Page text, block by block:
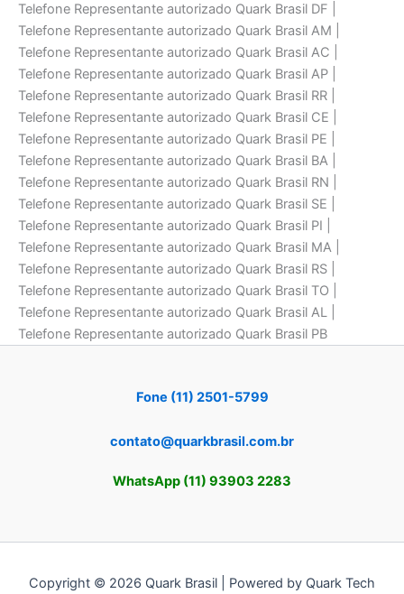
Telefone Representante autorizado Quark Brasil DF |
Telefone Representante autorizado Quark Brasil AM |
Telefone Representante autorizado Quark Brasil AC |
Telefone Representante autorizado Quark Brasil AP |
Telefone Representante autorizado Quark Brasil RR |
Telefone Representante autorizado Quark Brasil CE |
Telefone Representante autorizado Quark Brasil PE |
Telefone Representante autorizado Quark Brasil BA |
Telefone Representante autorizado Quark Brasil RN |
Telefone Representante autorizado Quark Brasil SE |
Telefone Representante autorizado Quark Brasil PI |
Telefone Representante autorizado Quark Brasil MA |
Telefone Representante autorizado Quark Brasil RS |
Telefone Representante autorizado Quark Brasil TO |
Telefone Representante autorizado Quark Brasil AL |
Telefone Representante autorizado Quark Brasil PB
Fone (11) 2501-5799
contato@quarkbrasil.com.br
WhatsApp (11) 93903 2283
Copyright © 2026 Quark Brasil | Powered by Quark Tech